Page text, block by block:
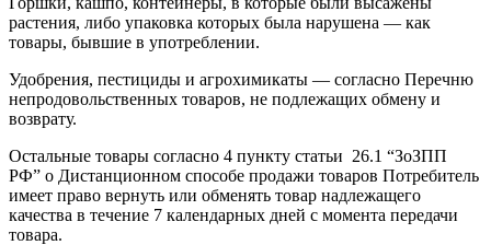
растения, либо упаковка которых была нарушена — как
товары, бывшие в употреблении.
Удобрения, пестициды и агрохимикаты — согласно Перечню
непродовольственных товаров, не подлежащих обмену и
возврату.
Остальные товары согласно 4 пункту статьи 26.1 “ЗоЗПП
РФ” о Дистанционном способе продажи товаров Потребитель
имеет право вернуть или обменять товар надлежащего
качества в течение 7 календарных дней с момента передачи
товара.